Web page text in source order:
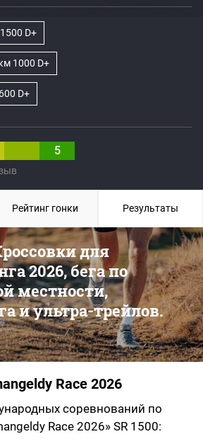
5
D+
1000 D+
D+
для
2026, бега по
местности,
и ультра-трейлов.
Race 2026
соревнований по
Race 2026» SR 1500:
Рейтинг гонки Результаты